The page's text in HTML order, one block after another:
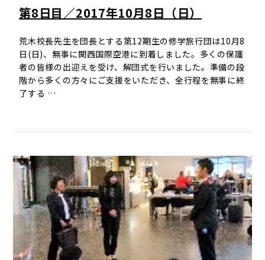
第8日目／2017年10月8日（日）
荒木校長先生を団長とする第12期生の修学旅行団は10月8
日(日)、無事に関西国際空港に到着しました。多くの保護
者の皆様の出迎えを受け、解団式を行いました。準備の段
階から多くの方々にご支援をいただき、全行程を無事に終
了する …